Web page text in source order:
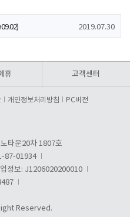
2019.07.30
휴 고객센터
개인정보처리방침 PC버전
타운20차 1807호
87-01934
정보: J1206020200010
Reserved.